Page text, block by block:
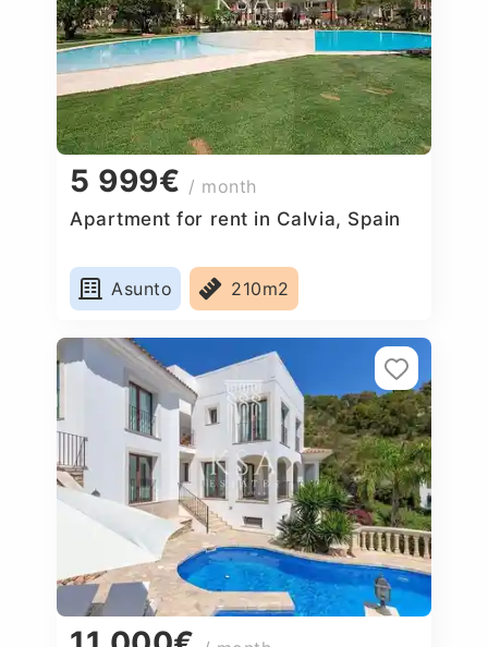
5 999€ / month
Apartment for rent in Calvia, Spain
Asunto 210m2